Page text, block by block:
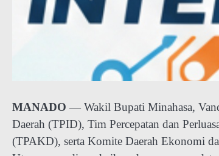
MANADO — Wakil Bupati Minahasa,
Daerah (TPID), Tim Percepatan dan
(TPAKD), serta Komite Daerah Ekonomi